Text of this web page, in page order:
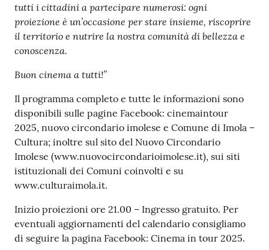
tutti i cittadini a partecipare numerosi: ogni
proiezione è un’occasione per stare insieme, riscoprire
il territorio e nutrire la nostra comunità di bellezza e
conoscenza.
Buon cinema a tutti!”
Il programma completo e tutte le informazioni sono
disponibili sulle pagine Facebook: cinemaintour
2025, nuovo circondario imolese e Comune di Imola –
Cultura; inoltre sul sito del Nuovo Circondario
Imolese (www.nuovocircondarioimolese.it), sui siti
istituzionali dei Comuni coinvolti e su
www.culturaimola.it.
Inizio proiezioni ore 21.00 – Ingresso gratuito. Per
eventuali aggiornamenti del calendario consigliamo
di seguire la pagina Facebook: Cinema in tour 2025.